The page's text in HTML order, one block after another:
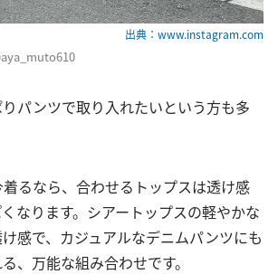
出典：www.instagram.com
パンツで取り入れたいという方も多
るなら、合わせるトップスは透け感
なります。シアートップスの軽やかな
感で、カジュアルなデニムパンツにも
、万能な組み合わせです。